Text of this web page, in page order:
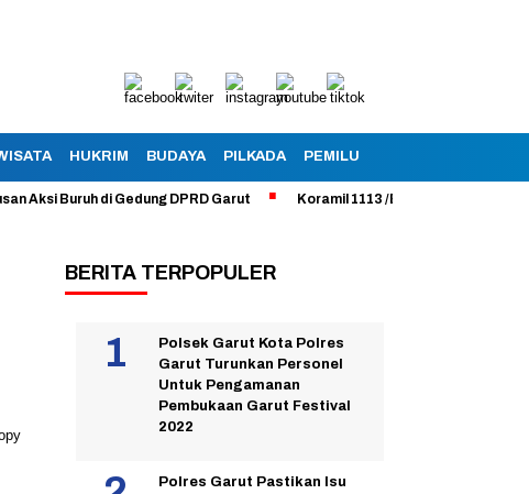
HUKRIM BUDAYA PILKADA PEMILU
Buruh di Gedung DPRD Garut Koramil 1113 /Bayongbong Uji Coba
BERITA TERPOPULER
Polsek Garut Kota Polres
Garut Turunkan Personel
Untuk Pengamanan
Pembukaan Garut Festival
2022
Polres Garut Pastikan Isu